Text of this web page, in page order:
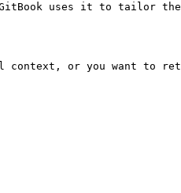
uses it to tailor the
context, or you want to